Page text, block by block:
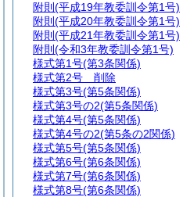
附則 (平成19年教委訓令第1号)
附則 (平成20年教委訓令第1号)
附則 (平成21年教委訓令第1号)
附則 (令和3年教委訓令第1号)
様式第1号(第3条関係)
様式第2号 削除
様式第3号(第5条関係)
様式第3号の2(第5条関係)
様式第4号(第5条関係)
様式第4号の2(第5条の2関係)
様式第5号(第5条関係)
様式第6号(第6条関係)
様式第7号(第6条関係)
様式第8号(第6条関係)